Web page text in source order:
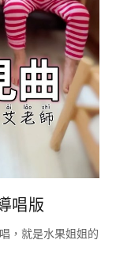
唱版
，就是水果姐姐的